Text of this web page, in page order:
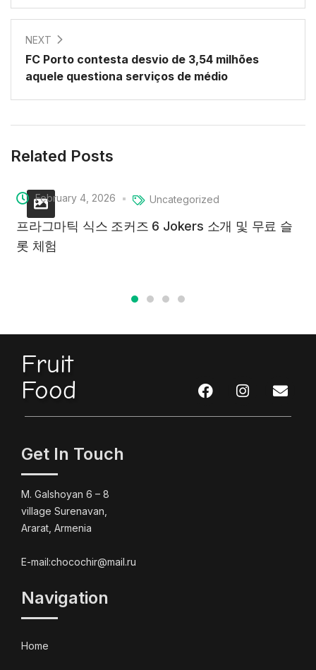
NEXT
FC Porto contesta desvio de 3,54 milhões
aquele questiona serviços de médio
Related Posts
February 4, 2026 Uncategorized
프라그마틱 식스 조커즈 6 Jokers 소개 및 무료 슬
롯 체험
Fruit
Food
Get In Touch
M. Galshoyan 6 – 8
village Surenavan,
Ararat, Armenia
E-mail:chocochir@mail.ru
Navigation
Home